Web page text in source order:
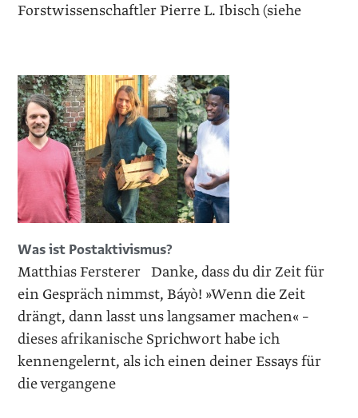
Forstwissenschaftler Pierre L. Ibisch (siehe
Was ist Postaktivismus?
Matthias Fersterer Danke, dass du dir Zeit für
ein Gespräch nimmst, Báyò! »Wenn die Zeit
drängt, dann lasst uns langsamer machen« –
dieses afrikanische Sprichwort habe ich
kennengelernt, als ich einen deiner Essays für
die vergangene